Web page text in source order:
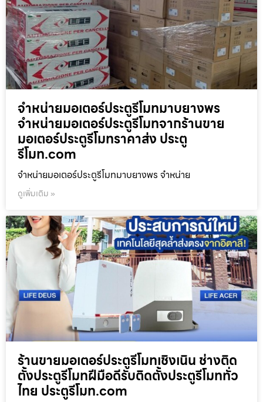
จำหน่ายมอเตอร์ประตูรีโมทมาบยางพร
จำหน่ายมอเตอร์ประตูรีโมทจากร้านขาย
มอเตอร์ประตูรีโมทราคาส่ง ประตู
รีโมท.com
จำหน่ายมอเตอร์ประตูรีโมทมาบยางพร จำหน่าย
ดูเพิ่มเติม »
ร้านขายมอเตอร์ประตูรีโมทเชิงเนิน ช่างติด
ตั้งประตูรีโมทฝีมือดีรับติดตั้งประตูรีโมททั่ว
ไทย ประตูรีโมท.com